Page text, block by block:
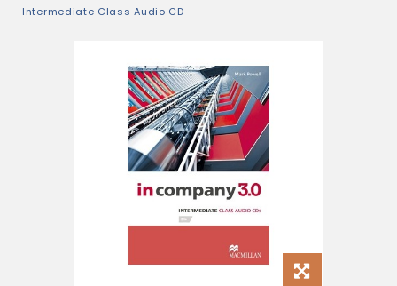
Intermediate Class Audio CD